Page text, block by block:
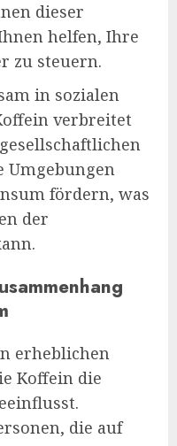
dieser
helfen, Ihre
zu steuern.
in sozialen
verbreitet
Umgebungen
fördern, was
der
erheblichen
Koffein die
die auf